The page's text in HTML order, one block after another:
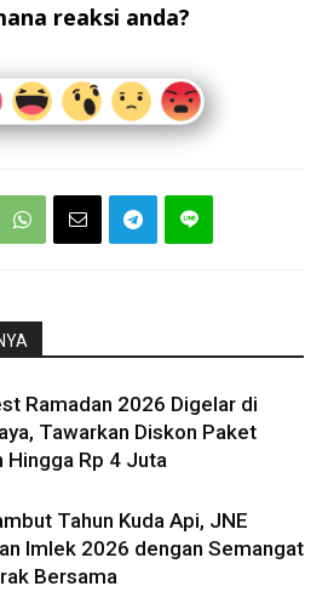
reaksi anda?
Ramadan 2026 Digelar di
Tawarkan Diskon Paket
Hingga Rp 4 Juta
Tahun Kuda Api, JNE
Imlek 2026 dengan Semangat
Bersama